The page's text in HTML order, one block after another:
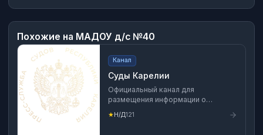
Похожие на МАДОУ д/с №40
Канал
Суды Карелии
Официальный канал для
размещения информации о
деятельности Верховного Суда
Республики Карелия, районных
★Н/Д121